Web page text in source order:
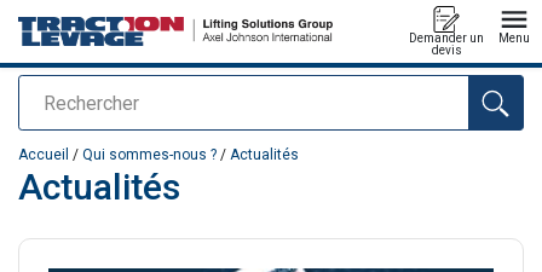
Rechercher
Demander un
devis
Menu
Ajouté au panier
Accueil / Qui sommes-nous ? / Actualités
Actualités